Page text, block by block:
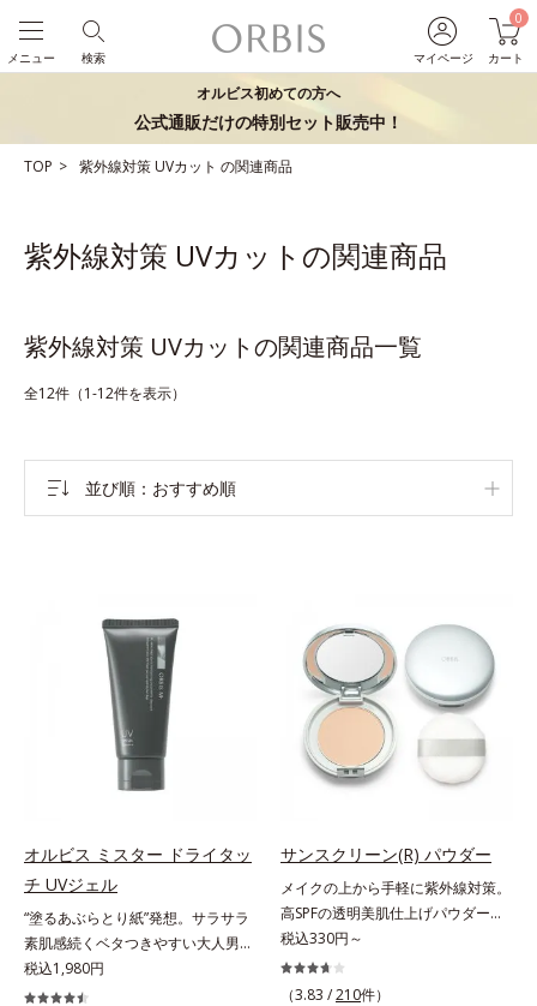
マイページ
0
カート
検索
メニュー
オルビス初めての方へ
公式通販だけの特別セット販売中！
TOP 紫外線対策 UVカット の関連商品
紫外線対策 UVカットの関連商品
紫外線対策 UVカットの関連商品一覧
全12件（1-12件を表示）
並び順 おすすめ順
オルビス ミスター ドライタッ
チ UVジェル
“塗るあぶらとり紙”発想。サラサラ
素肌感続くベタつきやすい大人男性
肌のための日焼け止めジェル。メン
ズブランド「オルビス ミスター」
税込1,980円
サンスクリーン(R) パウダー
メイクの上から手軽に紫外線対策。
高SPFの透明美肌仕上げパウダー。
メイクの上から手を汚さずに紫外線
対策ができるUVカットパウダーで
す。“素肌のようななめらかな軽
税込330円～
（3.83 /210件）